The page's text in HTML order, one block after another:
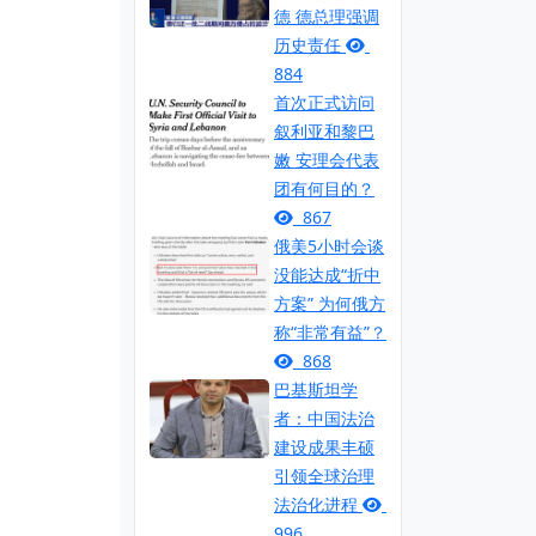
德 德总理强调
历史责任
884
首次正式访问
叙利亚和黎巴
嫩 安理会代表
团有何目的？
867
俄美5小时会谈
没能达成“折中
方案” 为何俄方
称“非常有益”？
868
巴基斯坦学
者：中国法治
建设成果丰硕
引领全球治理
法治化进程